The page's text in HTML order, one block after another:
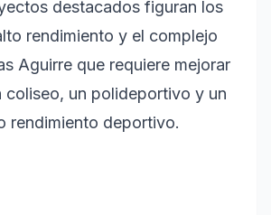
destacados figuran los
rendimiento y el complejo
Aguirre que requiere mejorar
coliseo, un polideportivo y un
rendimiento deportivo.